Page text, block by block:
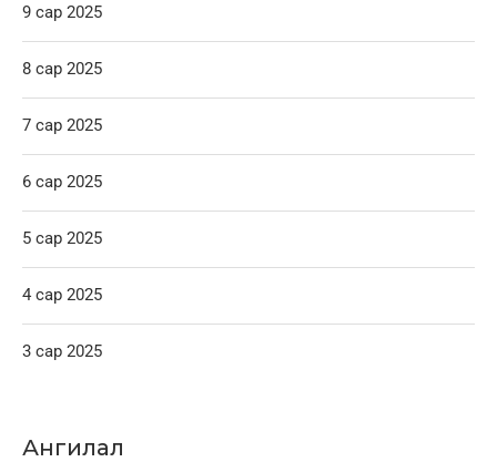
9 сар 2025
8 сар 2025
7 сар 2025
6 сар 2025
5 сар 2025
4 сар 2025
3 сар 2025
Ангилал